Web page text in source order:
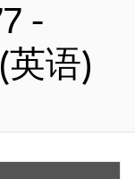
-
英语)